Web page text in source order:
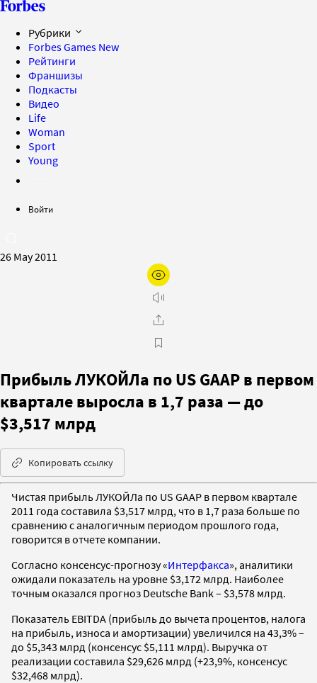
Рубрики
Forbes Games New
Рейтинги
Франшизы
Подкасты
Видео
Life
Woman
Sport
Young
Войти
26 May 2011
Прибыль ЛУКОЙЛа по US GAAP в первом
квартале выросла в 1,7 раза — до
$3,517 млрд
Копировать ссылку
Чистая прибыль ЛУКОЙЛа по US GAAP в первом квартале
2011 года составила $3,517 млрд, что в 1,7 раза больше по
сравнению с аналогичным периодом прошлого года,
говорится в отчете компании.
Согласно консенсус-прогнозу «Интерфакса», аналитики
ожидали показатель на уровне $3,172 млрд. Наиболее
точным оказался прогноз Deutsche Bank – $3,578 млрд.
Показатель EBITDA (прибыль до вычета процентов, налога
на прибыль, износа и амортизации) увеличился на 43,3% –
до $5,343 млрд (консенсус $5,111 млрд). Выручка от
реализации составила $29,626 млрд (+23,9%, консенсус
$32,468 млрд).